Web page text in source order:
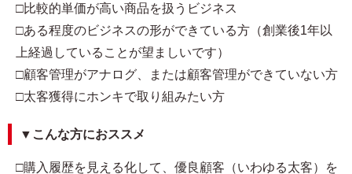
□比較的単価が高い商品を扱うビジネス
□ある程度のビジネスの形ができている方（創業後1年以
上経過していることが望ましいです）
□顧客管理がアナログ、または顧客管理ができていない方
□太客獲得にホンキで取り組みたい方
▼こんな方におススメ
□購入履歴を見える化して、優良顧客（いわゆる太客）を